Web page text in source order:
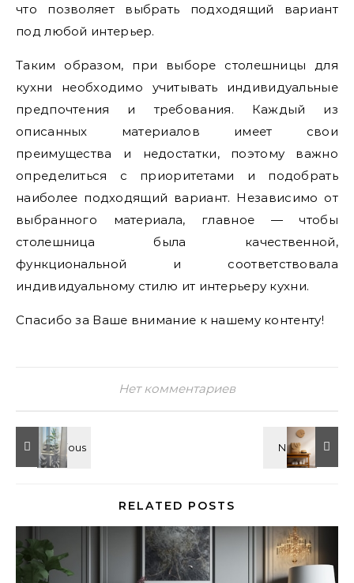
что позволяет выбрать подходящий вариант
под любой интерьер.
Таким образом, при выборе столешницы для
кухни необходимо учитывать индивидуальные
предпочтения и требования. Каждый из
описанных материалов имеет свои
преимущества и недостатки, поэтому важно
определиться с приоритетами и подобрать
наиболее подходящий вариант. Независимо от
выбранного материала, главное — чтобы
столешница была качественной,
функциональной и соответствовала
индивидуальному стилю ит интерьеру кухни.
Спасибо за Ваше внимание к нашему контенту!
Нет комментариев
RELATED POSTS